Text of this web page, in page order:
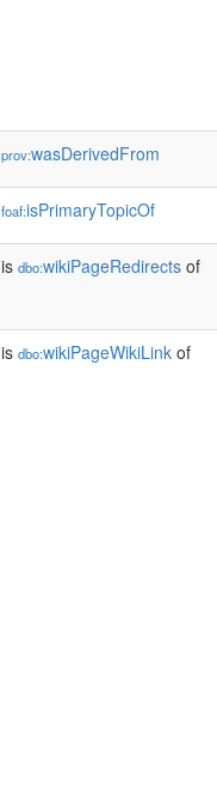
prov:wasDerivedFrom
foaf:isPrimaryTopicOf
is dbo:wikiPageRedirects of
is dbo:wikiPageWikiLink of